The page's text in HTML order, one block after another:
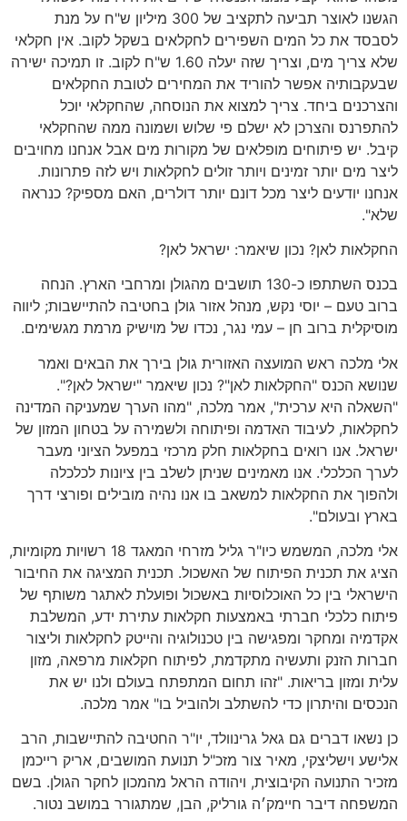
הגשנו לאוצר תביעה לתקציב של
מיליון ש"ח על מנת
לסבסד את כל המים השפירים לחקלאים בשקל לקוב. אין חקלאי
שלא צריך מים, וצריך שזה יעלה ש"ח לקוב. זו תמיכה ישירה
שבעקבותיה אפשר להוריד את המחירים לטובת החקלאים
והצרכנים ביחד. צריך למצוא את הנוסחה, שהחקלאי יוכל
להתפרנס והצרכן לא ישלם פי שלוש ושמונה ממה שהחקלאי
קיבל. יש פיתוחים מופלאים של מקורות מים אבל אנחנו מחויבים
ליצר מים יותר זמינים ויותר זולים לחקלאות ויש לזה פתרונות.
אנחנו יודעים ליצר מכל דונם יותר דולרים, האם מספיק? כנראה
שלא".
החקלאות לאן? נכון שיאמר: ישראל לאן?
בכנס השתתפו כ-130 תושבים מהגולן ומרחבי הארץ. הנחה
ברוב טעם – יוסי נקש, מנהל אזור גולן בחטיבה להתיישבות; ליווה
מוסיקלית ברוב חן – עמי נגר, נכדו של מוישיק מרמת מגשימים.
אלי מלכה ראש המועצה האזורית גולן בירך את הבאים ואמר
שנושא הכנס "החקלאות לאן"? נכון שיאמר "ישראל לאן?".
"השאלה היא ערכית", אמר מלכה, "מהו הערך שמעניקה המדינה
לחקלאות, לעיבוד האדמה ופיתוחה ולשמירה על בטחון המזון של
ישראל. אנו רואים בחקלאות חלק מרכזי במפעל הציוני מעבר
לערך הכלכלי. אנו מאמינים שניתן לשלב בין ציונות לכלכלה
ולהפוך את החקלאות למשאב בו אנו נהיה מובילים ופורצי דרך
בארץ ובעולם".
אלי מלכה, המשמש כיו"ר גליל מזרחי המאגד רשויות מקומיות,
הציג את תכנית הפיתוח של האשכול. תכנית המציגה את החיבור
הישראלי בין כל האוכלוסיות באשכול ופועלת לאתגר משותף של
פיתוח כלכלי חברתי באמצעות חקלאות עתירת ידע, המשלבת
אקדמיה ומחקר ומפגישה בין טכנולוגיה והייטק לחקלאות וליצור
חברות הזנק ותעשיה מתקדמת, לפיתוח חקלאות מרפאה, מזון
עלית ומזון בריאות. "זהו תחום המתפתח בעולם ולנו יש את
הנכסים והיתרון כדי להשתלב ולהוביל בו" אמר מלכה.
כן נשאו דברים גם גאל גרינוולד, יו"ר החטיבה להתיישבות, הרב
אלישע וישליצקי, מאיר צור מזכ"ל תנועת המושבים, אריק רייכמן
מזכיר התנועה הקיבוצית, ויהודה הראל מהמכון לחקר הגולן. בשם
המשפחה דיבר חיימק׳ה גורליק, הבן, שמתגורר במושב נטור.